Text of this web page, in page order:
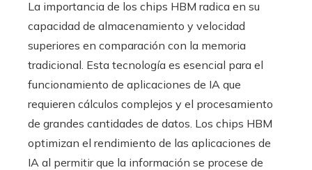
La importancia de los chips HBM radica en su
capacidad de almacenamiento y velocidad
superiores en comparación con la memoria
tradicional. Esta tecnología es esencial para el
funcionamiento de aplicaciones de IA que
requieren cálculos complejos y el procesamiento
de grandes cantidades de datos. Los chips HBM
optimizan el rendimiento de las aplicaciones de
IA al permitir que la información se procese de